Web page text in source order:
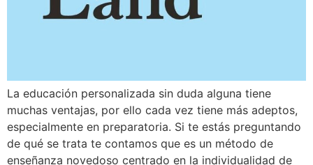
La educación personalizada sin duda alguna tiene
muchas ventajas, por ello cada vez tiene más adeptos,
especialmente en preparatoria. Si te estás preguntando
de qué se trata te contamos que es un método de
enseñanza novedoso centrado en la individualidad de